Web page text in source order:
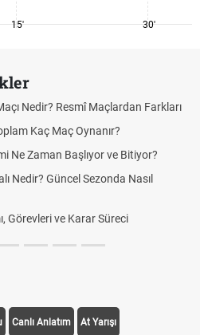
15' 30'
Nedir? Resmî Maçlardan Farkları
Kaç Maç Oynanır?
Ne Zaman Başlıyor ve Bitiyor?
Nedir? Güncel Sezonda Nasıl
Görevleri ve Karar Süreci
Canlı Anlatım At Yarışı